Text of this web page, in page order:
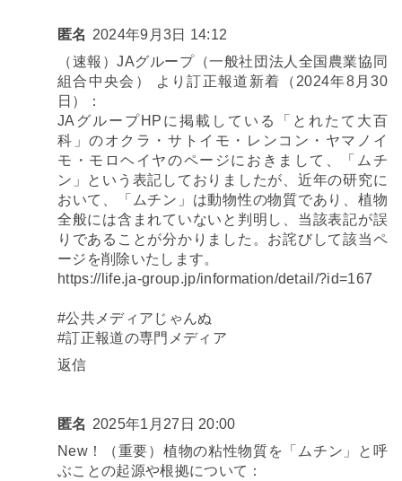
匿名 2024年9月3日 14:12
（速報）JAグループ（一般社団法人全国農業協同
組合中央会） より訂正報道新着（2024年8月30
日）：
JAグループHPに掲載している「とれたて大百
科」のオクラ・サトイモ・レンコン・ヤマノイ
モ・モロヘイヤのページにおきまして、「ムチ
ン」という表記しておりましたが、近年の研究に
おいて、「ムチン」は動物性の物質であり、植物
全般には含まれていないと判明し、当該表記が誤
りであることが分かりました。お詫びして該当ペ
ージを削除いたします。
https://life.ja-group.jp/information/detail/?id=167
#公共メディアじゃんぬ
#訂正報道の専門メディア
返信
匿名 2025年1月27日 20:00
New！（重要）植物の粘性物質を「ムチン」と呼
ぶことの起源や根拠について：